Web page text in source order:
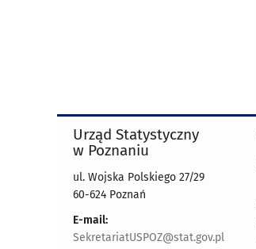
Urząd Statystyczny
w Poznaniu
ul. Wojska Polskiego 27/29
60-624 Poznań
E-mail:
SekretariatUSPOZ@stat.gov.pl